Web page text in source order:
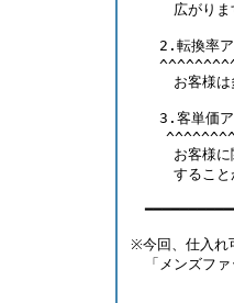
広がりま
2.転換率ア
お客様は多
3.客単価ア
お客様に関
することが
※今回、仕入れ
「メンズファ